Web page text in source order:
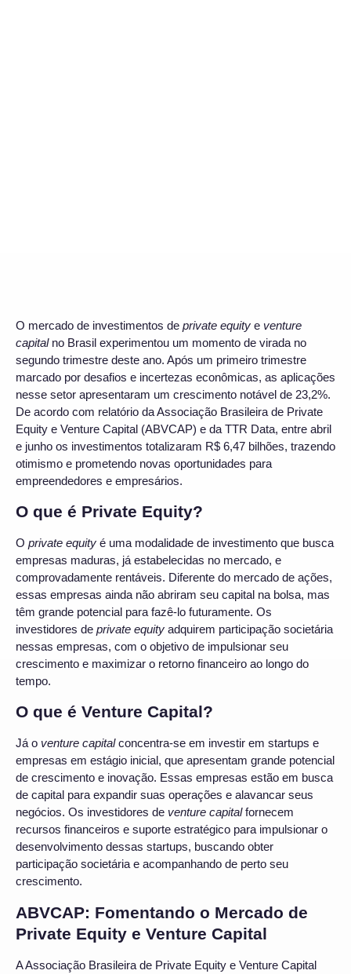
O mercado de investimentos de private equity e venture
capitalno Brasil experimentou um momento de virada no
segundo trimestre deste ano. Após um primeiro trimestre
marcado por desafios e incertezas econômicas, as aplicações
nesse setor apresentaram um crescimento notável de 23,2%.
De acordo com relatório da Associação Brasileira de Private
Equity e Venture Capital (ABVCAP) e da TTR Data, entre abril
e junho os investimentos totalizaram R$ 6,47 bilhões, trazendo
otimismo e prometendo novas oportunidades para
empreendedores e empresários.
O que é Private Equity?
O private equity é uma modalidade de investimento que busca
empresas maduras, já estabelecidas no mercado, e
comprovadamente rentáveis. Diferente do mercado de ações,
essas empresas ainda não abriram seu capital na bolsa, mas
têm grande potencial para fazê-lo futuramente. Os
investidores de private equity adquirem participação societária
nessas empresas, com o objetivo de impulsionar seu
crescimento e maximizar o retorno financeiro ao longo do
tempo.
O que é Venture Capital?
Já o venture capitalconcentra-se em investir em startups e
empresas em estágio inicial, que apresentam grande potencial
de crescimento e inovação. Essas empresas estão em busca
de capital para expandir suas operações e alavancar seus
negócios. Os investidores de venture capitalfornecem
recursos financeiros e suporte estratégico para impulsionar o
desenvolvimento dessas startups, buscando obter
participação societária e acompanhando de perto seu
crescimento.
ABVCAP: Fomentando o Mercado de
Private Equity e Venture Capital
A Associação Brasileira de Private Equity e Venture Capital